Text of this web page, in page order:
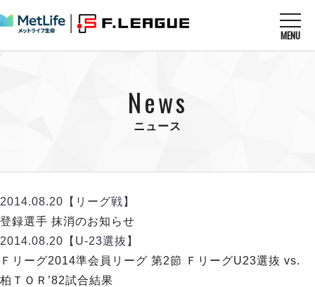
MENU
U-23選抜
クラブ
チケット
メディア情報
フットサル日本代表
その他
MATCHES
順位表
戦績表
警告・退場・出場停止選手
個人ランキング｜ゴール
メットライフ生命Ｆ１リーグ
エスポラーダ北海道
バルドラール浦安
フウガドールすみだ
チケットを買う
アリーナ情報 ARENA
News
ニュース
2014.08.20 【リーグ戦】
登録選手 抹消のお知らせ
2014.08.20 【U-23選抜】
Ｆリーグ2014準会員リーグ 第2節 ＦリーグU23選抜 vs.
柏ＴＯＲ’82試合結果